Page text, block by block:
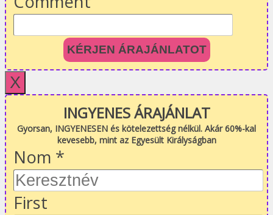
KÉRJEN ÁRAJÁNLATOT
X
INGYENES ÁRAJÁNLAT
Gyorsan, INGYENESEN és kötelezettség nélkül. Akár 60%-kal
kevesebb, mint az Egyesült Királyságban
Nom *
First